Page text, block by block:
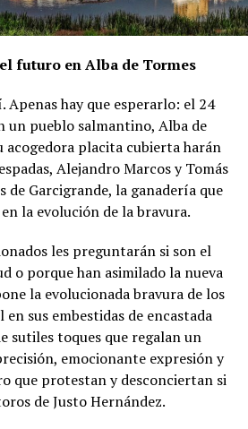
futuro en Alba de Tormes
Apenas hay que esperarlo: el 24
un pueblo salmantino, Alba de
acogedora placita cubierta harán
Alejandro Marcos y Tomás
Garcigrande, la ganadería que
la evolución de la bravura.
les preguntarán si son el
o porque han asimilado la nueva
la evolucionada bravura de los
sus embestidas de encastada
sutiles toques que regalan un
emocionante expresión y
que protestan y desconciertan si
de Justo Hernández.